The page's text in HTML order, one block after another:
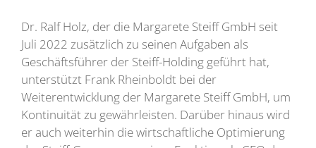
Dr. Ralf Holz, der die Margarete Steiff GmbH seit
Juli 2022 zusätzlich zu seinen Aufgaben als
Geschäftsführer der Steiff-Holding geführt hat,
unterstützt Frank Rheinboldt bei der
Weiterentwicklung der Margarete Steiff GmbH, um
Kontinuität zu gewährleisten. Darüber hinaus wird
er auch weiterhin die wirtschaftliche Optimierung